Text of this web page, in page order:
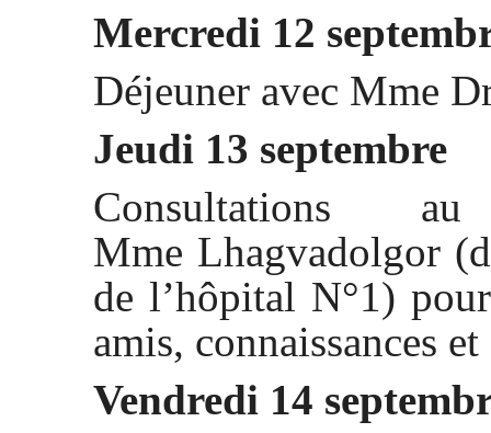
Mercredi 12
Déjeuner avec Mme
Jeudi 13 septembre
Consultations
Mme Lhagvadolgor
de l’hôpital N°1)
amis, connaissances
Vendredi 14